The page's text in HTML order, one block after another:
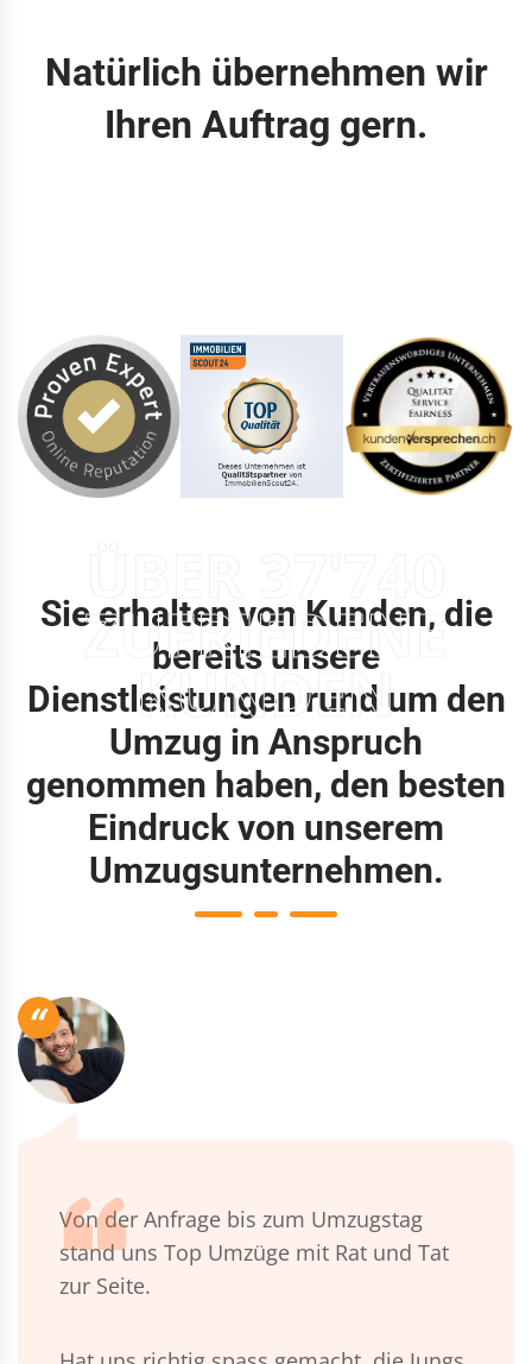
Natürlich übernehmen wir
Ihren Auftrag gern.
ZUFRIEDENE
KUNDEN
Sie erhalten von Kunden, die
bereits unsere
Dienstleistungen rund um den
Umzug in Anspruch
genommen haben, den besten
Eindruck von unserem
Umzugsunternehmen.
“
Von der Anfrage bis zum Umzugstag
stand uns Top Umzüge mit Rat und Tat
zur Seite.